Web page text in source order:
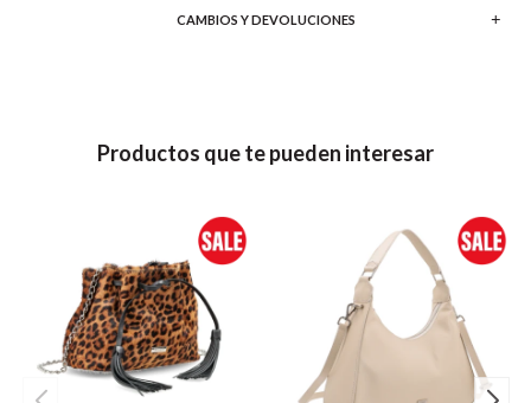
CAMBIOS Y DEVOLUCIONES
Productos que te pueden interesar